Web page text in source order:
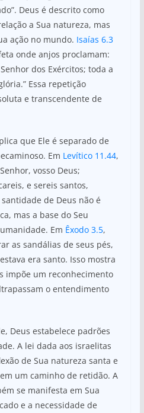
Deus é descrito como
a Sua natureza, mas
ação no mundo. Isaías 6.3
onde anjos proclamam:
dos Exércitos; toda a
Essa repetição
e transcendente de
que Ele é separado de
Em Levítico 11.44,
vosso Deus;
e sereis santos,
de Deus não é
mas a base do Seu
Em Êxodo 3.5,
as sandálias de seus pés,
era santo. Isso mostra
impõe um reconhecimento
o entendimento
Deus estabelece padrões
A lei dada aos israelitas
de Sua natureza santa e
um caminho de retidão. A
se manifesta em Sua
e a necessidade de